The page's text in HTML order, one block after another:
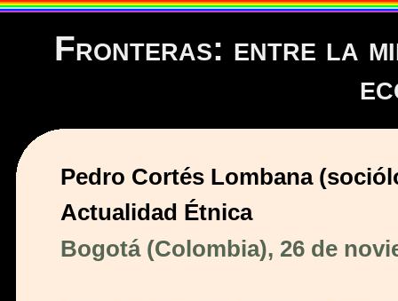
Fronteras: entre la
Pedro Cortés Lombana
Actualidad Étnica
Bogotá (Colombia), 26 de